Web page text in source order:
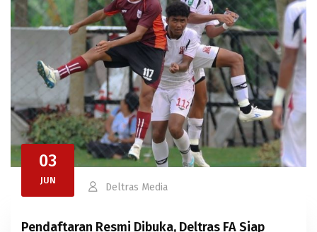
03
JUN
Deltras Media
Pendaftaran Resmi Dibuka, Deltras FA Siap